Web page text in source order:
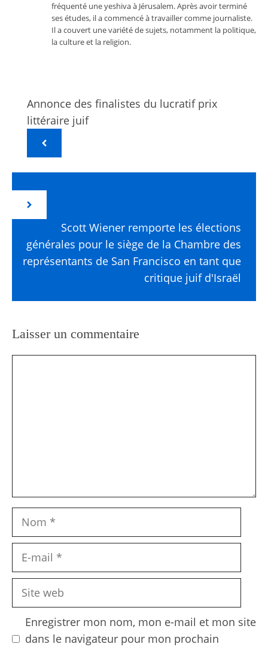
fréquenté une yeshiva à Jérusalem. Après avoir terminé
ses études, il a commencé à travailler comme journaliste.
Il a couvert une variété de sujets, notamment la politique,
la culture et la religion.
Annonce des finalistes du lucratif prix
littéraire juif
Scott Wiener remporte les élections
générales pour le siège de la Chambre des
représentants de San Francisco en tant que
critique juif d'Israël
Laisser un commentaire
Nom
Site
Enregistrer mon nom, mon e-mail et mon site
dans le navigateur pour mon prochain